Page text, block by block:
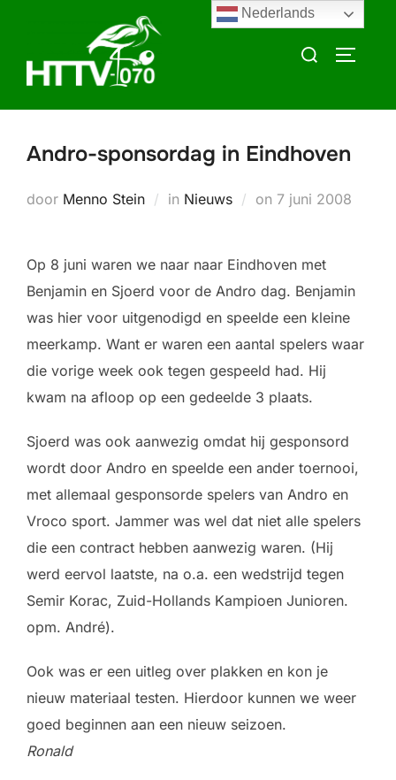
inhoud
Zoek
Andro-sponsordag in Eindhoven
door Menno Stein in Nieuws on Geplaatst
7 juni 2008
Op 8 juni waren we naar naar Eindhoven met
Benjamin en Sjoerd voor de Andro dag. Benjamin
was hier voor uitgenodigd en speelde een kleine
meerkamp. Want er waren een aantal spelers waar
die vorige week ook tegen gespeeld had. Hij
kwam na afloop op een gedeelde 3 plaats.
Sjoerd was ook aanwezig omdat hij gesponsord
wordt door Andro en speelde een ander toernooi,
met allemaal gesponsorde spelers van Andro en
Vroco sport. Jammer was wel dat niet alle spelers
die een contract hebben aanwezig waren. (Hij
werd eervol laatste, na o.a. een wedstrijd tegen
Semir Korac, Zuid-Hollands Kampioen Junioren.
opm. André).
Ook was er een uitleg over plakken en kon je
nieuw materiaal testen. Hierdoor kunnen we weer
goed beginnen aan een nieuw seizoen.
Ronald
Nederlands